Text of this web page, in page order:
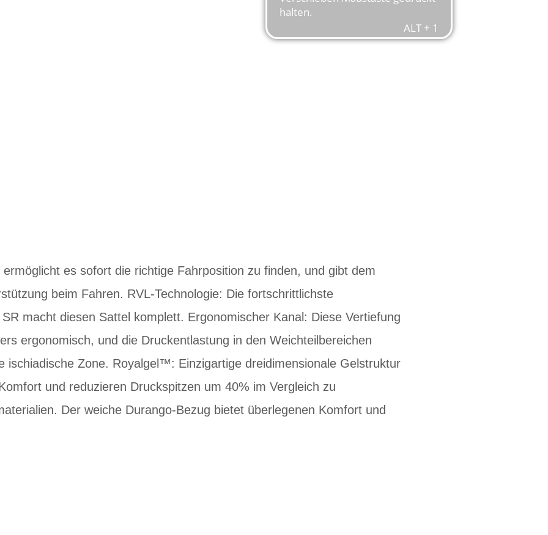
es sofort die richtige Fahrposition zu finden, und gibt dem
beim Fahren. RVL-Technologie: Die fortschrittlichste
macht diesen Sattel komplett. Ergonomischer Kanal: Diese Vertiefung
ergonomisch, und die Druckentlastung in den Weichteilbereichen
ischiadische Zone. Royalgel™: Einzigartige dreidimensionale Gelstruktur
und reduzieren Druckspitzen um 40% im Vergleich zu
Der weiche Durango-Bezug bietet überlegenen Komfort und